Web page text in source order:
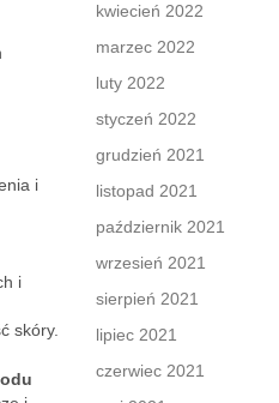
i
i
skóry.
kwiecień 2022
marzec 2022
luty 2022
styczeń 2022
grudzień 2021
listopad 2021
październik 2021
wrzesień 2021
sierpień 2021
lipiec 2021
czerwiec 2021